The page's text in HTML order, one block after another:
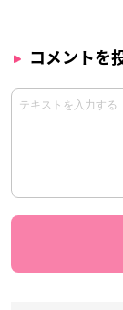
コメントを